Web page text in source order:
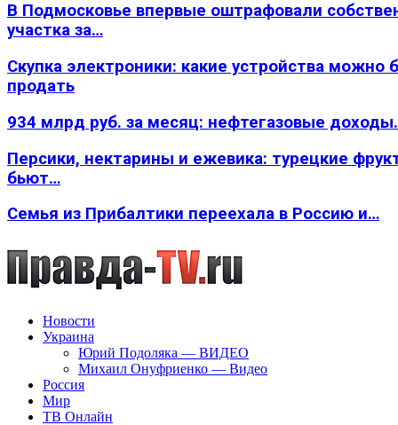
В Подмосковье впервые оштрафовали
участка за…
Скупка электроники: какие устройства можно
продать
934 млрд руб. за месяц: нефтегазовые
Персики, нектарины и ежевика: турецкие
бьют…
Семья из Прибалтики переехала в Россию и…
Новости
Украина
Юрий Подоляка — ВИДЕО
Михаил Онуфриенко — Видео
Россия
Мир
ТВ Онлайн